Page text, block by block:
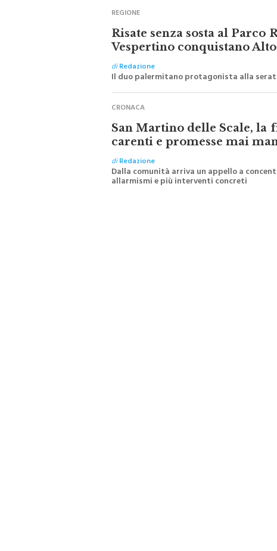
REGIONE
Risate senza sosta al Parco
Vespertino conquistano
diRedazione
Il duo palermitano protagonista alla
CRONACA
San Martino delle Scale, la
carenti e promesse mai
diRedazione
Dalla comunità arriva un appello a
allarmismi e più interventi concreti